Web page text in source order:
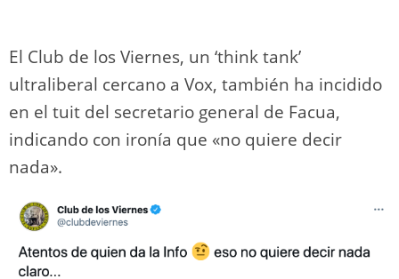
El Club de los Viernes, un ‘think tank’
ultraliberal cercano a Vox, también ha incidido
en el tuit del secretario general de Facua,
indicando con ironía que «no quiere decir
nada».